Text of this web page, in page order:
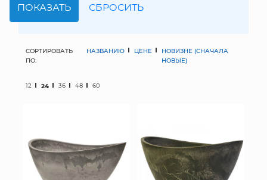
МЯГКИЕ ИГРУШКИ
ИСКУССТВЕННЫЕ ЦВЕТЫ
СОРТИРОВАТЬ
ПО:
НАЗВАНИЮ ЦЕНЕ
НОВИЗНЕ (СНАЧАЛА
НОВЫЕ)
12 24 36 48 60